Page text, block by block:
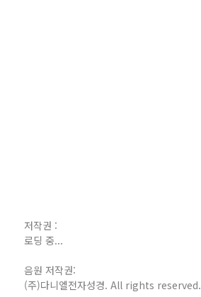
저작권 :
로딩 중...
음원 저작권:
(주)다니엘전자성경. All rights reserved.